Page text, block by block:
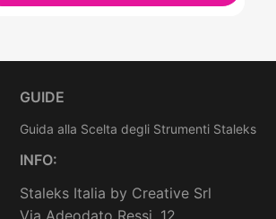
GUIDE
Guida alla Scelta degli Strumenti Staleks
INFO:
Staleks Italia by Creative Srl